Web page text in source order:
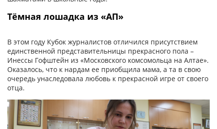
Тёмная лошадка из «АП»
В этом году Кубок журналистов отличился присутствием
единственной представительницы прекрасного пола –
Инессы Гофштейн из «Московского комсомольца на Алтае».
Оказалось, что к нардам ее приобщила мама, а та в свою
очередь унаследовала любовь к прекрасной игре от своего
отца.